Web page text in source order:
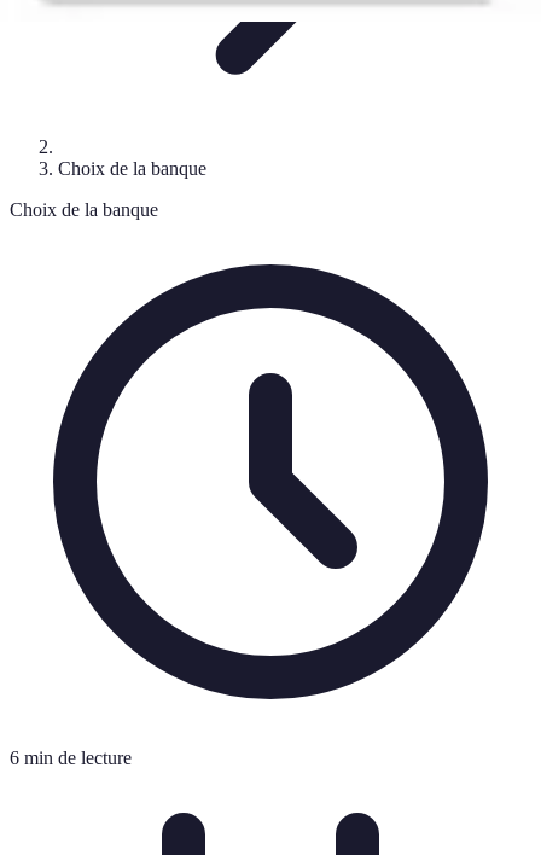
Choix de la banque
Choix de la banque
6 min de lecture